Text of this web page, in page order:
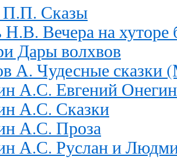
П.П. Сказы
Н.В. Вечера на
Дары волхвов
А. Чудесные сказки
А.С. Евгений Онегин
А.С. Сказки
А.С. Проза
А.С. Руслан и